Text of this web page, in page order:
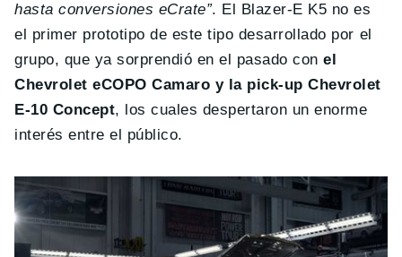
hasta conversiones eCrate”. El Blazer-E K5 no es
el primer prototipo de este tipo desarrollado por el
grupo, que ya sorprendió en el pasado conel
Chevrolet eCOPO Camaro y la pick-up Chevrolet
E-10 Concept, los cuales despertaron un enorme
interés entre el público.